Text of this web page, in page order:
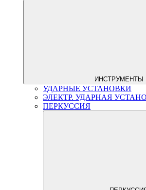
ИНСТРУМЕНТЫ
УДАРНЫЕ УСТАНОВКИ
ЭЛЕКТР. УДАРНАЯ
ПЕРКУССИЯ